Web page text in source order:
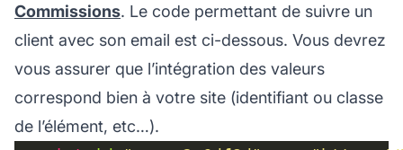
Commissions. Le code permettant de suivre un
client avec son email est ci-dessous. Vous devrez
vous assurer que l’intégration des valeurs
correspond bien à votre site (identifiant ou classe
de l’élément, etc…).